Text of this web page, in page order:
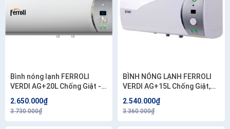
Bình nóng lạnh FERROLI
VERDI AG+20L Chống Giật -
hành vĩnh viễn sợi đốt, Tặng
01 đôi dây cấp 40cm . Công
lắp 200.000 .
2.650.000₫
3.730.000₫
BÌNH NÓNG LẠNH FERROLI
VERDI AG+15L Chống Giật,
Công lắp 200.000 .
2.540.000₫
3.360.000₫